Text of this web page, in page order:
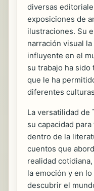
diversas
exposiciones de
ilustraciones. Su
narración visual
influyente en el
su trabajo ha sido
que le ha
diferentes
La versatilidad de
su capacidad
dentro de la
cuentos que
realidad
la emoción y en
descubrir el